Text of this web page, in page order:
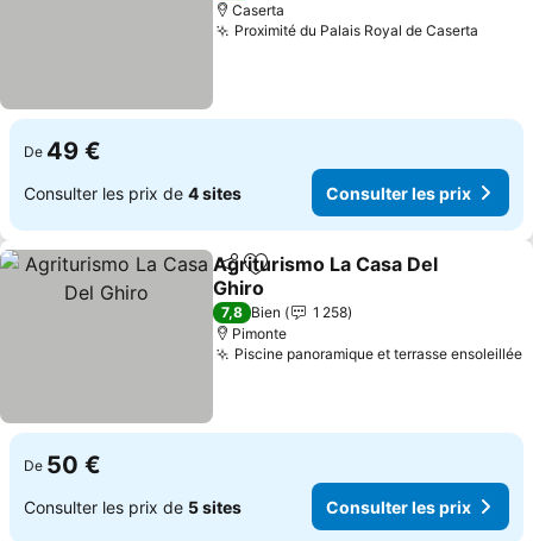
Caserta
Proximité du Palais Royal de Caserta
De 49 €
Consulter les prix de 4 sites Consulter les prix
PartagerAjouter à mes favoris
Agriturismo La Casa Del
Ghiro
7,8 Bien
1 258
Pimonte
Piscine panoramique et terrasse ensoleillée
De 50 €
Consulter les prix de 5 sites Consulter les prix